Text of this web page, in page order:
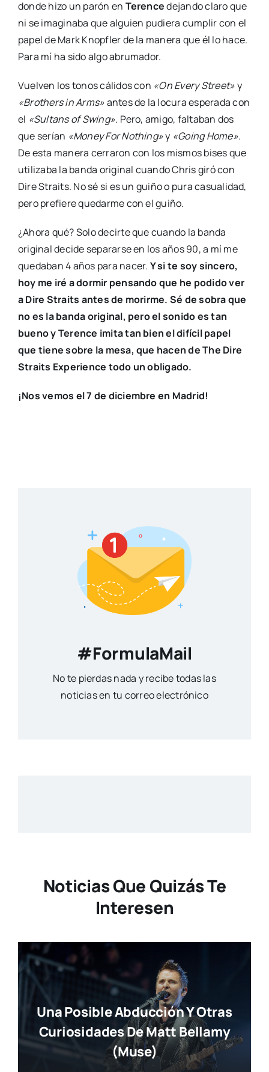
donde hizo un parón en Terencedejando claro que
ni se imaginaba que alguien pudiera cumplir con el
papel de Mark Knopfler de la manera que él lo hace.
Para mí ha sido algo abrumador.
Vuelven los tonos cálidos con «On Every Street»y
«Brothers in Arms»antes de la locura esperada con
el «Sultans of Swing». Pero, amigo, faltaban dos
que serían «Money For Nothing»y «Going Home».
De esta manera cerraron con los mismos bises que
utilizaba la banda original cuando Chris giró con
Dire Straits. No sé si es un guiño o pura casualidad,
pero prefiere quedarme con el guiño.
¿Ahora qué? Solo decirte que cuando la banda
original decide separarse en los años 90, a mí me
quedaban 4 años para nacer. Y si te soy sincero,
hoy me iré a dormir pensando que he podido ver
a Dire Straits antes de morirme. Sé de sobra que
no es la banda original, pero el sonido es tan
bueno y Terence imita tan bien el difícil papel
que tiene sobre la mesa, que hacen de The Dire
Straits Experience todo un obligado.
¡Nos vemos el 7 de diciembre en Madrid!
#FormulaMail
No te pierdas nada y recibe todas las
noticias en tu correo electrónico
Noticias Que Quizás Te
Interesen
Una Posible Abducción Y Otras
Curiosidades De Matt Bellamy
(Muse)